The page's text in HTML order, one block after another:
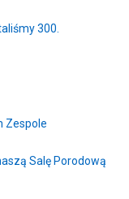
300.
Zespole
Salę Porodową